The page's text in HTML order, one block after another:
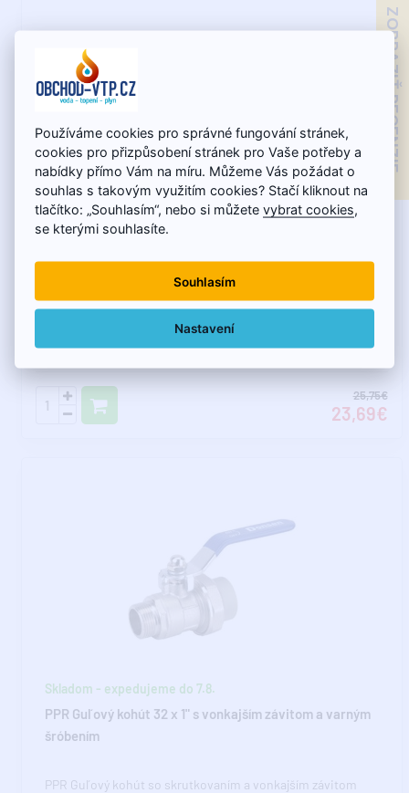
ZOBRAZIŤ RECENZIE
Skladom - expedujeme do 7.8.
PPR Guľový kohút so skrutkovaním a vnútorným závitom
25,75€
23,69€
Skladom - expedujeme do 7.8.
PPR Guľový kohút 32 x 1" s vonkajším závitom a varným
šróbením
PPR Guľový kohút so skrutkovaním a vonkajším závitom
Používáme cookies pro správné fungování stránek,
cookies pro přizpůsobení stránek pro Vaše potřeby a
nabídky přímo Vám na míru. Můžeme Vás požádat o
souhlas s takovým využitím cookies? Stačí kliknout na
tlačítko: „Souhlasím“, nebo si můžetevybrat cookies,
se kterými souhlasíte.
Souhlasím
Nastavení